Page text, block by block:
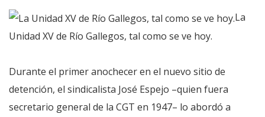
La
Unidad XV de Río Gallegos, tal como se ve hoy.
Durante el primer anochecer en el nuevo sitio de
detención, el sindicalista José Espejo –quien fuera
secretario general de la CGT en 1947– lo abordó a